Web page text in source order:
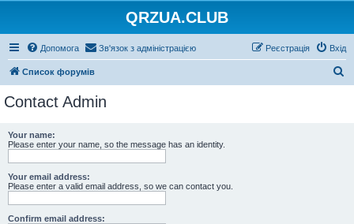
QRZUA.CLUB
Допомога Зв'язок з адміністрацією Вхід
Реєстрація
Список форумів
Contact Admin
Your name:
Please enter your name, so the message has an identity.
Your email address:
Please enter a valid email address, so we can contact you.
Confirm email address: